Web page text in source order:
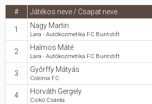
Sport
Szabadidő
Hasznos
# Játékos neve / Csapat neve
1 Nagy Martin
Lara - Autókozmetika FC Buntstift
2 Halmos Máté
Lara - Autókozmetika FC Buntstift
3 Győrffy Mátyás
Colonia FC
4 Horváth Gergely
Csikó Csárda